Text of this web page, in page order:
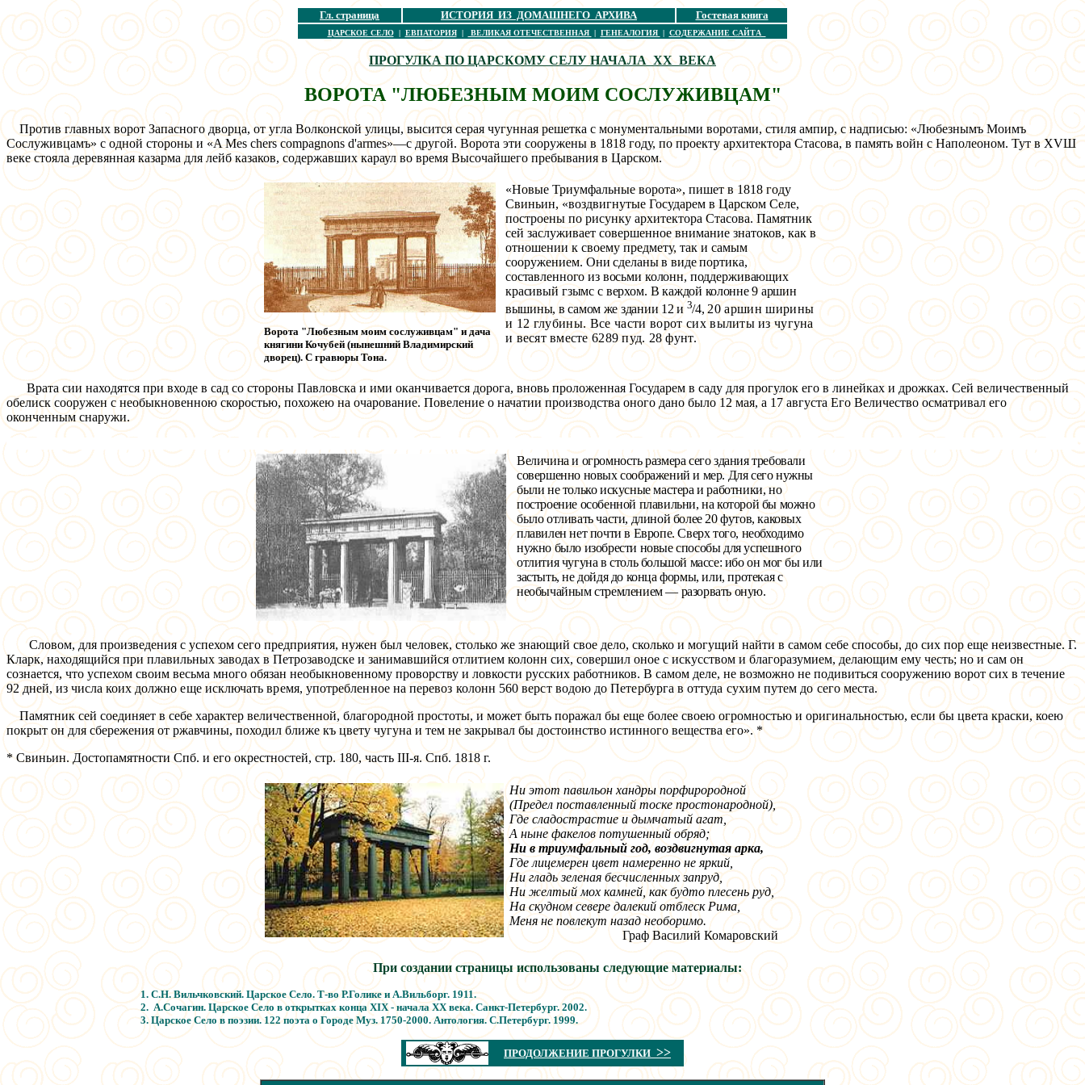
Гл. страница ИСТОРИЯ ИЗ ДОМАШНЕГО АРХИВА Гостевая книга
ЦАРСКОЕ СЕЛО| ЕВПАТОРИЯ| ВЕЛИКАЯ ОТЕЧЕСТВЕННАЯ | ГЕНЕАЛОГИЯ | СОДЕРЖАНИЕ САЙТА
ПРОГУЛКА ПО ЦАРСКОМУ СЕЛУ НАЧАЛА XX ВЕКА
ВОРОТА "ЛЮБЕЗНЫМ МОИМ СОСЛУЖИВЦАМ"
Против главных ворот Запасного дворца, от угла Волконской улицы, высится серая чугунная решетка с монументальными воротами, стиля ампир, с надписью: «Любезнымъ Моимъ
Сослуживцамъ» с одной стороны и «A Mes chers compagnons d'armes»—с другой. Ворота эти сооружены в 1818 году, по проекту архитектора Стасова, в память войн с Наполеоном. Тут в ХVШ
веке стояла деревянная казарма для лейб казаков, содержавших караул во время Высочайшего пребывания в Царском.
Ворота "Любезным моим сослуживцам" и дача
княгини Кочубей (нынешний Владимирский
дворец). С гравюры Тона.
«Новые Триумфальные ворота», пишет в 1818 году
Свиньин, «воздвигнутые Государем в Царском Селе,
построены по рисунку архитектора Стасова. Памятник
сей заслуживает совершенное внимание знатоков, как в
отношении к своему предмету, так и самым
сооружением. Они сделаны в виде портика,
составленного из восьми колонн, поддерживающих
красивый гзымс с верхом. Вкаждой колонне 9 аршин
вышины, в самом же здании 12 и 3/4,20 аршин ширины
и 12 глубины. Все части ворот сихвылиты из чугуна
и весят вместе 6289 пуд. 28 фунт.
Врата сии находятся при входе в сад со стороны Павловска и ими оканчивается дорога, вновь проложенная Государем в саду для прогулок его в линейках и дрожках. Сей величественный
обелиск сооружен с необыкновенною скоростью, похожею на очарование. Повеление о начатии производства оного дано было 12 мая, а 17 августа Его Величество осматривал его
оконченным снаружи.
Величина и огромность размера сего здания требовали
совершенно новых соображений и мер. Для сего нужны
были не только искусные мастера и работники, но
построение особенной плавильни, на которой бы можно
было отливать части, длиной более 20 футов, каковых
плавилен нет почти в Европе. Сверх того, необходимо
нужно было изобрести новые способы для успешного
отлитиячугуна в столь большой массе: ибо он мог бы или
застыть, не дойдя до конца формы, или, протекая с
необычайным стремлением — разорвать оную.
Словом, для произведения с успехом сего предприятия, нужен был человек, столько же знающий свое дело, сколько и могущий найти в самом себе способы, до сих пор еще неизвестные. Г.
Кларк, находящийся при плавильных заводах в Петрозаводске и занимавшийся отлитием колонн сих, совершил оное с искусством и благоразумием, делающим ему честь; но и сам он
сознается, что успехом своим весьма много обязан необыкновенному проворству и ловкости русских работников. В самом деле, не возможно не подивиться сооружению ворот сих в течение
92 дней, из числа коих должно еще исключать время, употребленное на перевоз колонн 560 верст водою до Петербурга в оттуда сухим путем до сего места.
Памятник сей соединяет в себе характер величественной, благородной простоты, и может быть поражал бы еще более своею огромностью и оригинальностью, если бы цвета краски, коею
покрыт он для сбережения от ржавчины, походил ближе къ цвету чугуна и тем не закрывал бы достоинство истинного вещества его». *
* Свиньин. Достопамятности Спб. и его окрестностей, стр. 180, часть III-я. Спб. 1818 г.
Ни этот павильон хандры порфирородной
(Предел поставленный тоске простонародной),
Где сладострастие и дымчатый агат,
А ныне факелов потушенный обряд;
Ни в триумфальный год, воздвигнутая арка,
Где лицемерен цвет намеренно не яркий,
Ни гладь зеленая бесчисленных запруд,
Ни желтый мох камней, как будто плесень руд,
На скудном севере далекий отблеск Рима,
Меня не повлекут назад необоримо.
Граф Василий Комаровский
При создании страницы использованы следующие материалы:
1. С.Н. Вильчковский. Царское Село. Т-во Р.Голике и А.Вильборг. 1911.
2. А.Сочагин. Царское Село в открытках конца XIX - начала XX века. Санкт-Петербург. 2002.
3. Царское Село в поэзии. 122 поэта о Городе Муз. 1750-2000. Антология. С.Петербург. 1999.
ПРОДОЛЖЕНИЕ ПРОГУЛКИ >>